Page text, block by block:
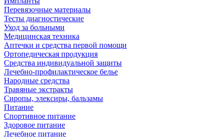
Перевязочные материалы
Тесты диагностические
Уход за больными
Медицинская техника
Аптечки и средства первой помощи
Ортопедическая продукция
Средства индивидуальной защиты
Лечебно-профилактическое белье
Народные средства
Травяные экстракты
Сиропы, элексиры, бальзамы
Питание
Спортивное питание
Здоровое питание
Лечебное питание